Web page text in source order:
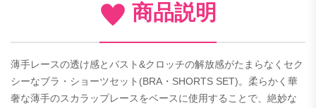
商品説明
薄手レースの透け感とバスト&クロッチの解放感がたまらなくセク
シーなブラ・ショーツセット(BRA・SHORTS SET)。柔らかく華
奢な薄手のスカラップレースをベースに使用することで、絶妙な